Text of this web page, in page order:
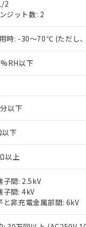
2
ジット数: 2
時: -30～70℃ (ただし、
以下
以下
下
以上
子間: 2.5kV
子間: 4kV
と非充電金属部間: 6kV
以下の条件をお読
のであり、
い。
対応済み：EU
対応予定なし：
非該当品：ライセ
鉛(Pb) 1000ppm以下、
六価クロム(Cr(Ⅵ))
フタル酸ビス(2-エチル
ル（DBP） 1000ppm以
但し、RoHS指令で産業
フタル酸エステル類の
「○」：最大均質
「－」：未確認で
*中国RoHS10物質の基
Pb(鉛) :1000ppm、
Cr(Ⅵ)(六価クロム) :
DBP(フタル酸ジブチル
ます。
当社は貴社
記
号
○ 一定数